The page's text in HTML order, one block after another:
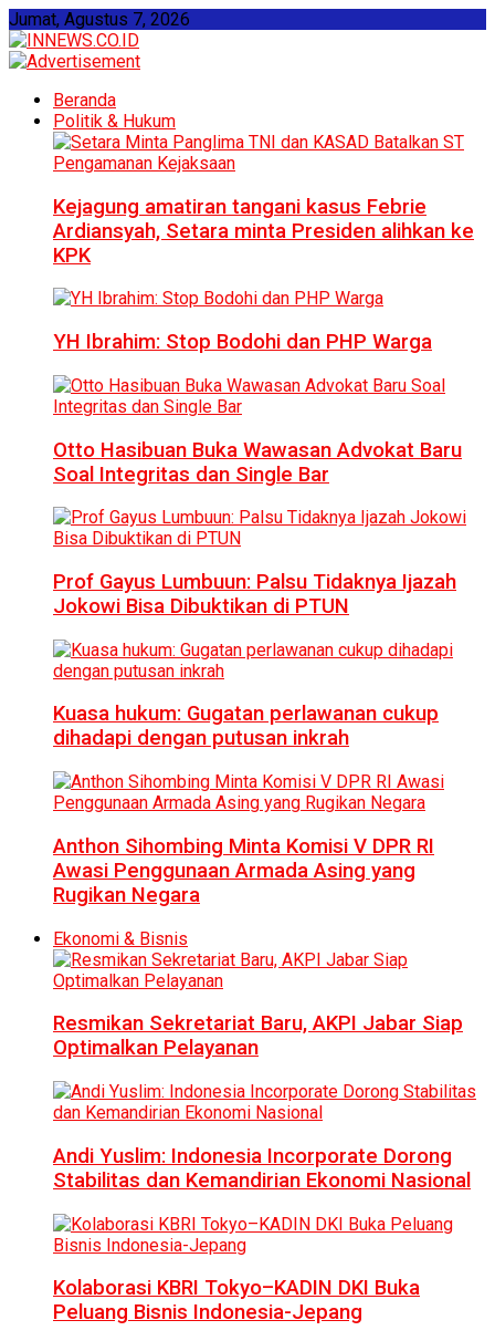
Jumat, Agustus 7, 2026
Beranda
Politik & Hukum
Kejagung amatiran tangani kasus Febrie
Ardiansyah, Setara minta Presiden alihkan ke
KPK
YH Ibrahim: Stop Bodohi dan PHP Warga
Otto Hasibuan Buka Wawasan Advokat Baru
Soal Integritas dan Single Bar
Prof Gayus Lumbuun: Palsu Tidaknya Ijazah
Jokowi Bisa Dibuktikan di PTUN
Kuasa hukum: Gugatan perlawanan cukup
dihadapi dengan putusan inkrah
Anthon Sihombing Minta Komisi V DPR RI
Awasi Penggunaan Armada Asing yang
Rugikan Negara
Ekonomi & Bisnis
Resmikan Sekretariat Baru, AKPI Jabar Siap
Optimalkan Pelayanan
Andi Yuslim: Indonesia Incorporate Dorong
Stabilitas dan Kemandirian Ekonomi Nasional
Kolaborasi KBRI Tokyo–KADIN DKI Buka
Peluang Bisnis Indonesia-Jepang